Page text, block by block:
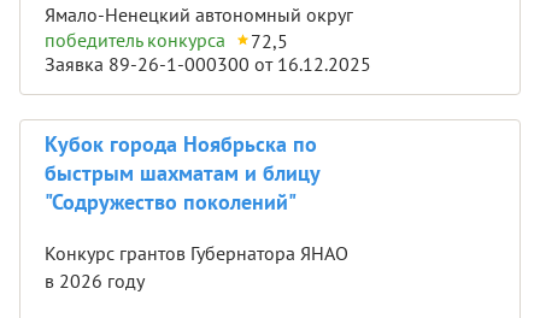
Ямало-Ненецкий автономный округ
победитель конкурса
72,5
Заявка 89-26-1-000300 от 16.12.2025
Кубок города Ноябрьска по
быстрым шахматам и блицу
"Содружество поколений"
Конкурс грантов Губернатора ЯНАО
в 2026 году